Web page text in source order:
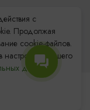
с
Продолжая
cookie-файлов.
настройках Вашего
данных.